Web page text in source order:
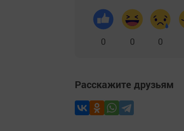
0 0 0
Расскажите друзьям